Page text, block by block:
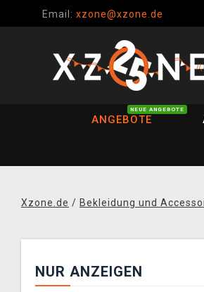
Email: xzone@xzone.de
ANGEBOTE
NEUE ANGEBOTE
Xzone.de / Bekleidung und
NUR ANZEIGEN